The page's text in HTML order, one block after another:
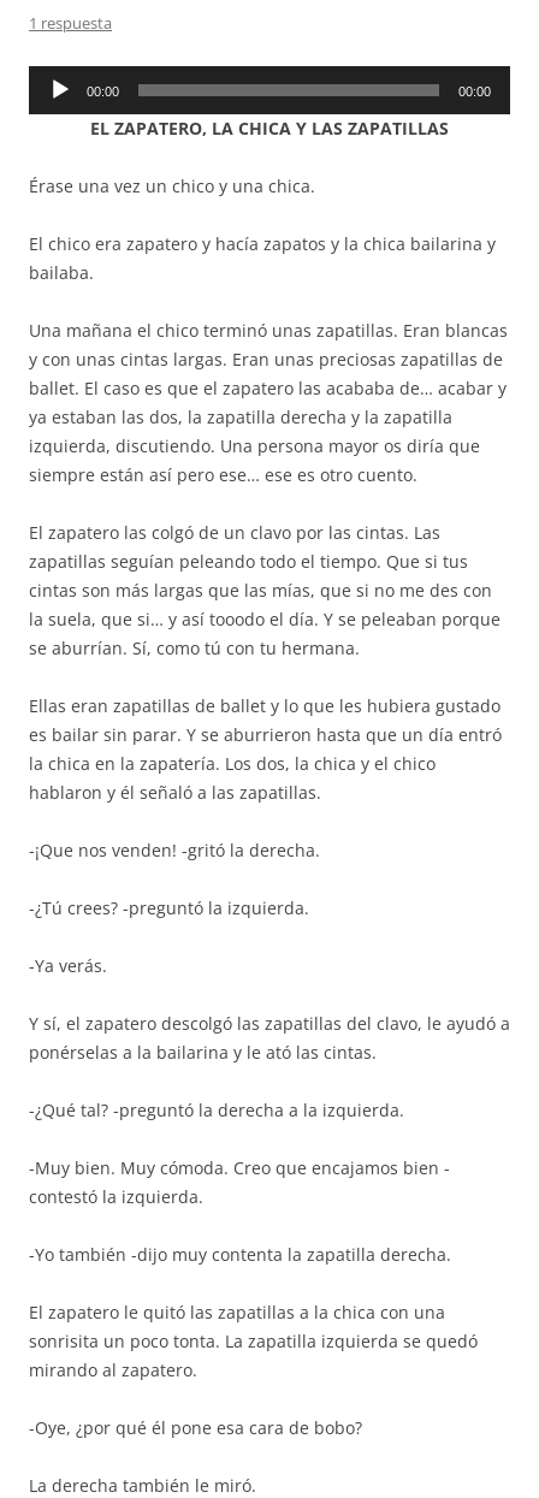
1 respuesta
Reproductor
00:00 00:00
EL ZAPATERO, LA CHICA Y LAS ZAPATILLAS
Érase una vez un chico y una chica.
El chico era zapatero y hacía zapatos y la chica bailarina y
bailaba.
Una mañana el chico terminó unas zapatillas. Eran blancas
y con unas cintas largas. Eran unas preciosas zapatillas de
ballet. El caso es que el zapatero las acababa de… acabar y
ya estaban las dos, la zapatilla derecha y la zapatilla
izquierda, discutiendo. Una persona mayor os diría que
siempre están así pero ese… ese es otro cuento.
El zapatero las colgó de un clavo por las cintas. Las
zapatillas seguían peleando todo el tiempo. Que si tus
cintas son más largas que las mías, que si no me des con
la suela, que si… y así tooodo el día. Y se peleaban porque
se aburrían. Sí, como tú con tu hermana.
Ellas eran zapatillas de ballet y lo que les hubiera gustado
es bailar sin parar. Y se aburrieron hasta que un día entró
la chica en la zapatería. Los dos, la chica y el chico
hablaron y él señaló a las zapatillas.
-¡Que nos venden! -gritó la derecha.
-¿Tú crees? -preguntó la izquierda.
-Ya verás.
Y sí, el zapatero descolgó las zapatillas del clavo, le ayudó a
ponérselas a la bailarina y le ató las cintas.
-¿Qué tal? -preguntó la derecha a la izquierda.
-Muy bien. Muy cómoda. Creo que encajamos bien -
contestó la izquierda.
-Yo también -dijo muy contenta la zapatilla derecha.
El zapatero le quitó las zapatillas a la chica con una
sonrisita un poco tonta. La zapatilla izquierda se quedó
mirando al zapatero.
-Oye, ¿por qué él pone esa cara de bobo?
La derecha también le miró.